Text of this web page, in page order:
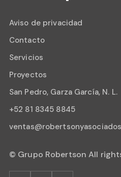
Aviso de privacidad
Contacto
Servicios
Proyectos
San Pedro, Garza García, N. L.
+52 81 8345 8845
© Grupo Robertson All